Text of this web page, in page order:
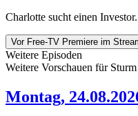
Charlotte sucht einen
Vor Free-TV Premiere im
Weitere Episoden
Weitere Vorschauen für
Montag,